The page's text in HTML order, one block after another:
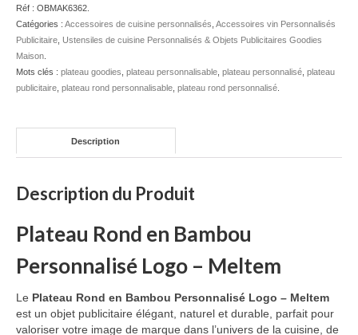
Gourde Personnalisable
Bouteille Personnalisable
Mug & Tasse
Mug de voyage publicitaire
Bouteille & Mug Isotherme
Bouteille isotherme
Mug isotherme
Textile
Réf : OBMAK6362
Catégories : Accessoires de cuisine personnalisés Accessoires vin Personnalisés
Publicitaire Ustensiles de cuisine Personnalisés & Objets Publicitaires Goodies
Maison
Mots clés : plateau goodies plateau personnalisable plateau personnalisé plateau
publicitaire plateau rond personnalisable plateau rond personnalisé
Description
Description du Produit
Plateau Rond en Bambou
Personnalisé Logo – Meltem
Le Plateau Rond en Bambou Personnalisé Logo – Meltem
est un objet publicitaire élégant, naturel et durable, parfait pour
valoriser votre image de marque dans l’univers de la cuisine, de